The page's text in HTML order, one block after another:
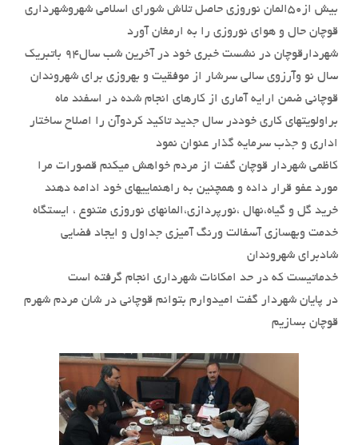
قوچان
بیش از۵۰المان نوروزی حاصل تلاش شورای اسلامی شهروشهرداری
قوچان حال و هوای نوروزی را به ارمغان آورد
شهردارقوچان در نشست خبری خود در آخرین شب سال۹۴ باتبریک
سال نو وآرزوی سالی سرشار از موفقیت و بهروزی برای شهروندان
قوچانی ضمن ارایه آماری از کارهای انجام شده در اسفند ماه
براولویتهای کاری خوددر سال جدید تاکید کردوآن را اصلاح ساختار
اداری و جذب سرمایه گذار عنوان نمود
کاظمی شهردار قوچان گفت از مردم خواهش میکنم قصورات مرا
مورد عفو قرار داده و همچنین به راهنماییهای خود ادامه دهند
خرید گل و گیاه،نهال ،نورپردازی،المانهای نوروزی متنوع ، ایستگاه
خدمت وبهسازی آسفالت ورنگ آمیزی جداول و ایجاد فضایی
شادبرای شهروندان
خدماتیست که در حد امکانات شهرداری انجام گرفته است
در پایان شهردار گفت امیدوارم بتوانم قوچانی در شان مردم شهرم
قوچان بسازیم